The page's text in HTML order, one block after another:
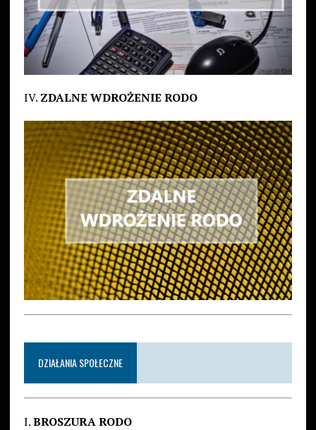
IV. ZDALNE WDROŻENIE RODO
DZIAŁANIA SPOŁECZNE
I.BROSZURA RODO